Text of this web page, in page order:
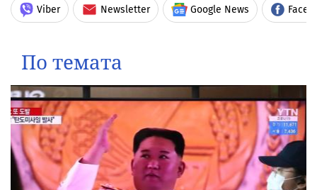
Viber Newsletter Google News
По темата